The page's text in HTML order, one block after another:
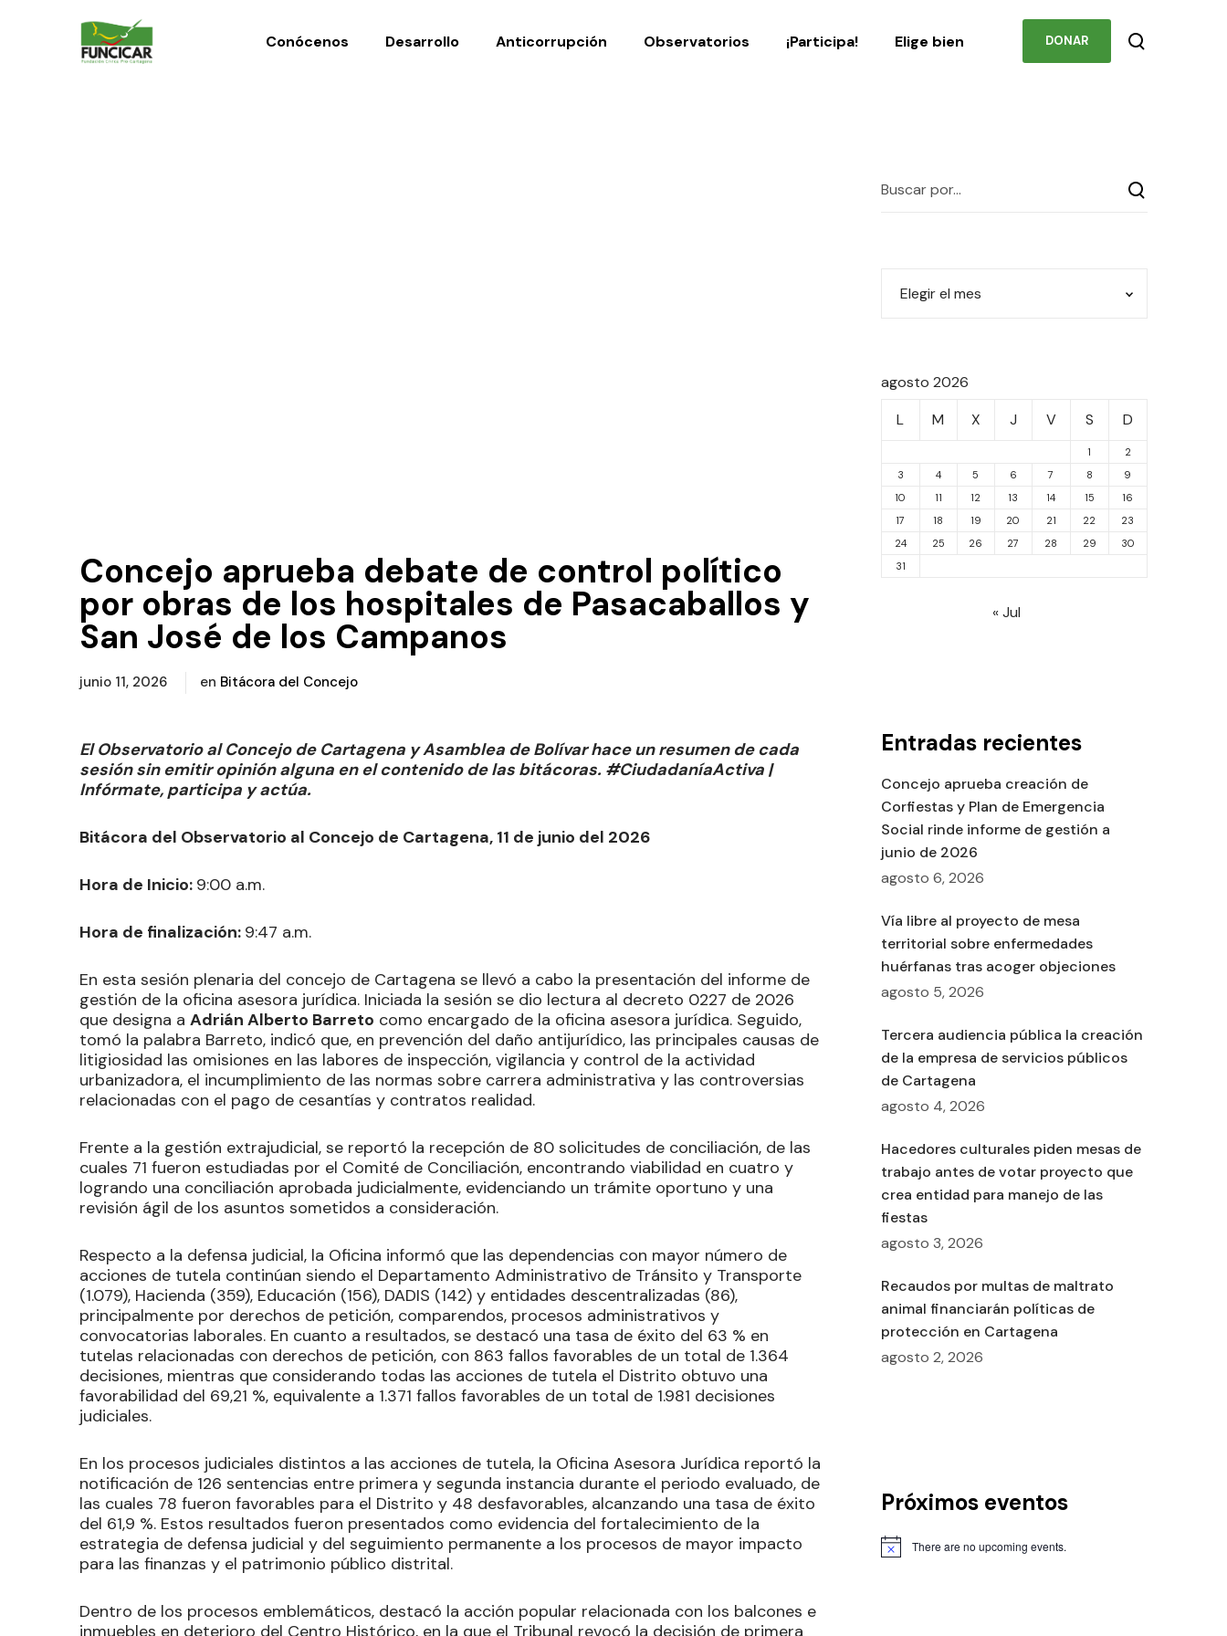
Conócenos Desarrollo Anticorrupción Observatorios ¡Participa! Elige bien DONAR
Concejo aprueba debate de control político
por obras de los hospitales de Pasacaballos y
San José de los Campanos
junio 11, 2026 en Bitácora del Concejo
El Observatorio al Concejo de Cartagena y Asamblea de Bolívar hace un resumen de cada
sesión sin emitir opinión alguna en el contenido de las bitácoras. #CiudadaníaActiva |
Infórmate, participa y actúa.
Bitácora del Observatorio al Concejo de Cartagena, 11 de junio del 2026
Hora de Inicio: 9:00 a.m.
Hora de finalización: 9:47 a.m.
En esta sesión plenaria del concejo de Cartagena se llevó a cabo la presentación del informe de
gestión de la oficina asesora jurídica. Iniciada la sesión se dio lectura al decreto 0227 de 2026
que designa a Adrián Alberto Barreto como encargado de la oficina asesora jurídica. Seguido,
tomó la palabra Barreto, indicó que, en prevención del daño antijurídico, las principales causas de
litigiosidad las omisiones en las labores de inspección, vigilancia y control de la actividad
urbanizadora, el incumplimiento de las normas sobre carrera administrativa y las controversias
relacionadas con el pago de cesantías y contratos realidad.
Frente a la gestión extrajudicial, se reportó la recepción de 80 solicitudes de conciliación, de las
cuales 71 fueron estudiadas por el Comité de Conciliación, encontrando viabilidad en cuatro y
logrando una conciliación aprobada judicialmente, evidenciando un trámite oportuno y una
revisión ágil de los asuntos sometidos a consideración.
Respecto a la defensa judicial, la Oficina informó que las dependencias con mayor número de
acciones de tutela continúan siendo el Departamento Administrativo de Tránsito y Transporte
(1.079), Hacienda (359), Educación (156), DADIS (142) y entidades descentralizadas (86),
principalmente por derechos de petición, comparendos, procesos administrativos y
convocatorias laborales. En cuanto a resultados, se destacó una tasa de éxito del 63 % en
tutelas relacionadas con derechos de petición, con 863 fallos favorables de un total de 1.364
decisiones, mientras que considerando todas las acciones de tutela el Distrito obtuvo una
favorabilidad del 69,21 %, equivalente a 1.371 fallos favorables de un total de 1.981 decisiones
judiciales.
En los procesos judiciales distintos a las acciones de tutela, la Oficina Asesora Jurídica reportó la
notificación de 126 sentencias entre primera y segunda instancia durante el periodo evaluado, de
las cuales 78 fueron favorables para el Distrito y 48 desfavorables, alcanzando una tasa de éxito
del 61,9 %. Estos resultados fueron presentados como evidencia del fortalecimiento de la
estrategia de defensa judicial y del seguimiento permanente a los procesos de mayor impacto
para las finanzas y el patrimonio público distrital.
Dentro de los procesos emblemáticos, destacó la acción popular relacionada con los balcones e
inmuebles en deterioro del Centro Histórico, en la que el Tribunal revocó la decisión de primera
agosto 2026
L
M X J V S D
1
2
3
4 5 6 7 8
9
10
11 12 13 14 15
16
17
18 19 20 21 22
23
24
25 26 27 28 29
30
31
« Jul
Entradas recientes
Concejo aprueba creación de
Corfiestas y Plan de Emergencia
Social rinde informe de gestión a
junio de 2026
agosto 6, 2026
Vía libre al proyecto de mesa
territorial sobre enfermedades
huérfanas tras acoger objeciones
agosto 5, 2026
Tercera audiencia pública la creación
de la empresa de servicios públicos
de Cartagena
agosto 4, 2026
Hacedores culturales piden mesas de
trabajo antes de votar proyecto que
crea entidad para manejo de las
fiestas
agosto 3, 2026
Recaudos por multas de maltrato
animal financiarán políticas de
protección en Cartagena
agosto 2, 2026
Próximos eventos
There are no upcoming events.